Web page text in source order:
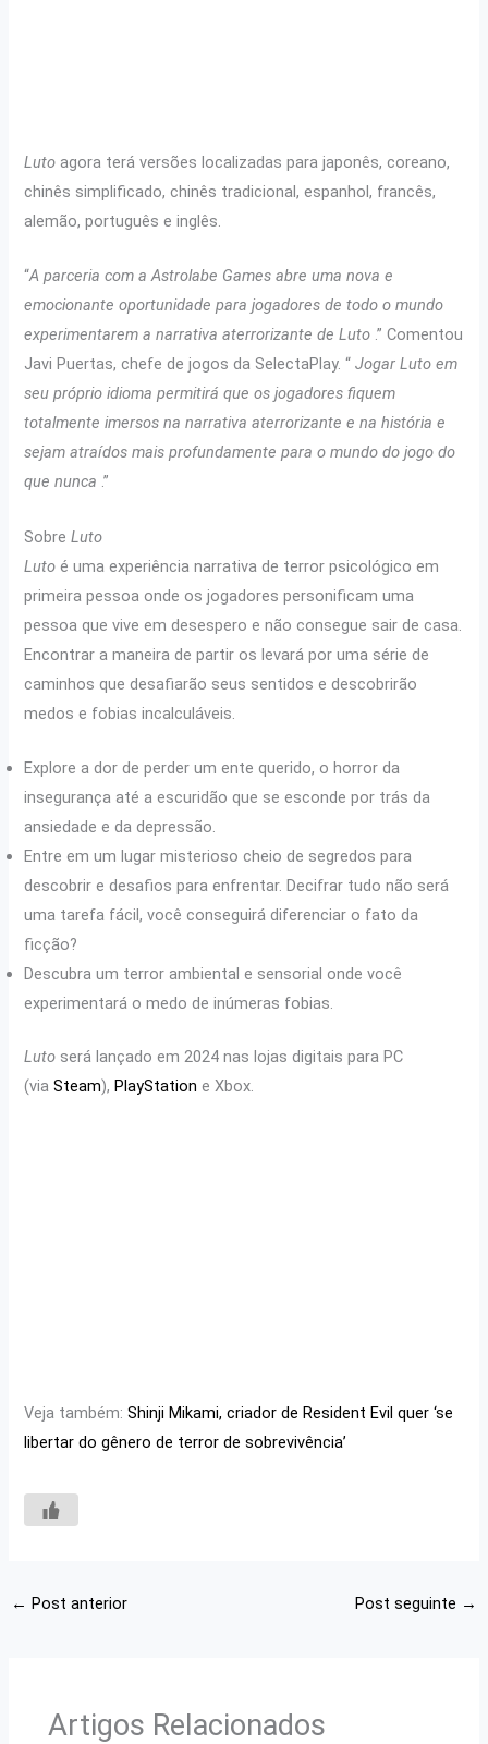
Luto agora terá versões localizadas para japonês, coreano,
chinês simplificado, chinês tradicional, espanhol, francês,
alemão, português e inglês.
“A parceria com a Astrolabe Games abre uma nova e
emocionante oportunidade para jogadores de todo o mundo
experimentarem a narrativa aterrorizante de Luto .” Comentou
Javi Puertas, chefe de jogos da SelectaPlay. “Jogar Luto em
seu próprio idioma permitirá que os jogadores fiquem
totalmente imersos na narrativa aterrorizante e na história e
sejam atraídos mais profundamente para o mundo do jogo do
que nunca .”
SobreLuto
Luto é uma experiência narrativa de terror psicológico em
primeira pessoa onde os jogadores personificam uma
pessoa que vive em desespero e não consegue sair de casa.
Encontrar a maneira de partir os levará por uma série de
caminhos que desafiarão seus sentidos e descobrirão
medos e fobias incalculáveis.
Explore a dor de perder um ente querido, o horror da
insegurança até a escuridão que se esconde por trás da
ansiedade e da depressão.
Entre em um lugar misterioso cheio de segredos para
descobrir e desafios para enfrentar. Decifrar tudo não será
uma tarefa fácil, você conseguirá diferenciar o fato da
ficção?
Descubra um terror ambiental e sensorial onde você
experimentará o medo de inúmeras fobias.
Luto será lançado em 2024 nas lojas digitais para PC
(viaSteam),PlayStatione Xbox.
Veja também:Shinji Mikami, criador de Resident Evil quer ‘se
libertar do gênero de terror de sobrevivência’
← Post anterior Post seguinte →
Artigos Relacionados